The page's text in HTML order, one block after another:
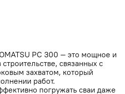
PC 300 — это мощное и
связанных с
захватом, который
работ.
погружать сваи даже